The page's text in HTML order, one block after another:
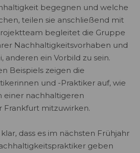
begegnen und welche
teilen sie anschließend mit
begleitet die Gruppe
Nachhaltigkeitsvorhaben und
anderen ein Vorbild zu sein.
Beispiels zeigen die
und -Praktiker auf, wie
einer nachhaltigeren
Frankfurt mitzuwirken.
dass es im nächsten Frühjahr
geben